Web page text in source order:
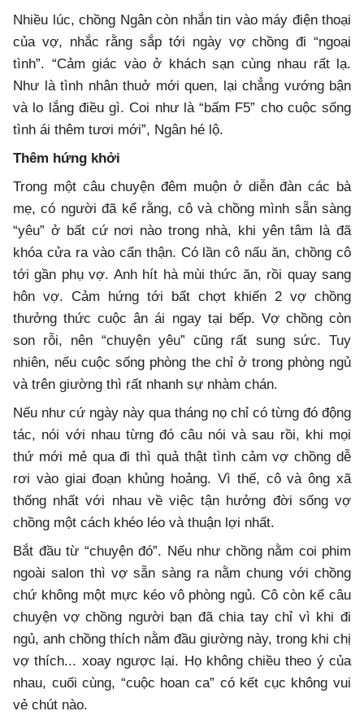
Nhiều lúc, chồng Ngân còn nhắn tin vào máy điện thoại
của vợ, nhắc rằng sắp tới ngày vợ chồng đi “ngoại
tình”. “Cảm giác vào ở khách sạn cùng nhau rất lạ.
Như là tình nhân thuở mới quen, lại chẳng vướng bận
và lo lắng điều gì. Coi như là “bấm F5” cho cuộc sống
tình ái thêm tươi mới”, Ngân hé lộ.
Thêm hứng khởi
Trong một câu chuyện đêm muộn ở diễn đàn các bà
mẹ, có người đã kể rằng, cô và chồng mình sẵn sàng
“yêu” ở bất cứ nơi nào trong nhà, khi yên tâm là đã
khóa cửa ra vào cẩn thận. Có lần cô nấu ăn, chồng cô
tới gần phụ vợ. Anh hít hà mùi thức ăn, rồi quay sang
hôn vợ. Cảm hứng tới bất chợt khiến 2 vợ chồng
thưởng thức cuộc ân ái ngay tại bếp. Vợ chồng còn
son rỗi, nên “chuyện yêu” cũng rất sung sức. Tuy
nhiên, nếu cuộc sống phòng the chỉ ở trong phòng ngủ
và trên giường thì rất nhanh sự nhàm chán.
Nếu như cứ ngày này qua tháng nọ chỉ có từng đó động
tác, nói với nhau từng đó câu nói và sau rồi, khi mọi
thứ mới mẻ qua đi thì quả thật tình cảm vợ chồng dễ
rơi vào giai đoạn khủng hoảng. Vì thế, cô và ông xã
thống nhất với nhau về việc tận hưởng đời sống vợ
chồng một cách khéo léo và thuận lợi nhất.
Bắt đầu từ “chuyện đó”. Nếu như chồng nằm coi phim
ngoài salon thì vợ sẵn sàng ra nằm chung với chồng
chứ không một mực kéo vô phòng ngủ. Cô còn kể câu
chuyện vợ chồng người bạn đã chia tay chỉ vì khi đi
ngủ, anh chồng thích nằm đầu giường này, trong khi chị
vợ thích... xoay ngược lại. Họ không chiều theo ý của
nhau, cuối cùng, “cuộc hoan ca” có kết cục không vui
vẻ chút nào.